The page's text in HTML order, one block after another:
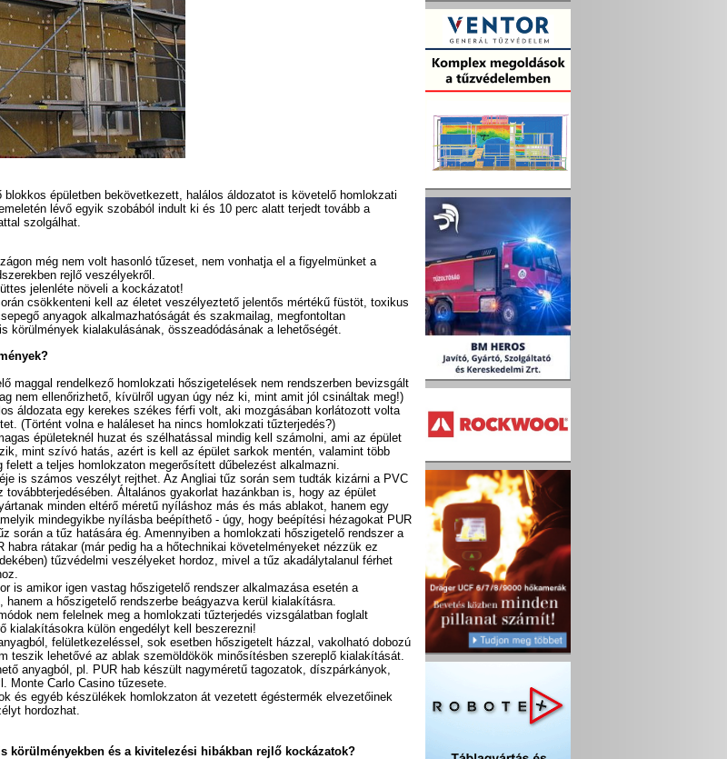
blokkos épületben bekövetkezett, halálos áldozatot is követelő homlokzati
lévő egyik szobából indult ki és 10 perc alatt terjedt tovább a
szolgálhat.
még nem volt hasonló tűzeset, nem vonhatja el a figyelmünket a
rejlő veszélyekről.
jelenléte növeli a kockázatot!
csökkenteni kell az életet veszélyeztető jelentős mértékű füstöt, toxikus
anyagok alkalmazhatóságát és szakmailag, megfontoltan
körülmények kialakulásának, összeadódásának a lehetőségét.
maggal rendelkező homlokzati hőszigetelések nem rendszerben bevizsgált
nem ellenőrizhető, kívülről ugyan úgy néz ki, mint amit jól csináltak meg!)
áldozata egy kerekes székes férfi volt, aki mozgásában korlátozott volta
(Történt volna e haláleset ha nincs homlokzati tűzterjedés?)
épületeknél huzat és szélhatással mindig kell számolni, ami az épület
mint szívó hatás, azért is kell az épület sarkok mentén, valamint több
felett a teljes homlokzaton megerősített dűbelezést alkalmazni.
is számos veszélyt rejthet. Az Angliai tűz során sem tudták kizárni a PVC
Általános gyakorlat hazánkban is, hogy az épület
minden eltérő méretű nyíláshoz más és más ablakot, hanem egy
mindegyikbe nyílásba beépíthető - úgy, hogy beépítési hézagokat PUR
során a tűz hatására ég. Amennyiben a homlokzati hőszigetelő rendszer a
habra rátakar (már pedig ha a hőtechnikai követelményeket nézzük ez
tűzvédelmi veszélyeket hordoz, mivel a tűz akadálytalanul férhet
is amikor igen vastag hőszigetelő rendszer alkalmazása esetén a
a hőszigetelő rendszerbe beágyazva kerül kialakításra.
nem felelnek meg a homlokzati tűzterjedés vizsgálatban foglalt
kialakításokra külön engedélyt kell beszerezni!
felületkezeléssel, sok esetben hőszigetelt házzal, vakolható dobozú
teszik lehetővé az ablak szemöldökök minősítésben szereplő kialakítását.
anyagból, pl. PUR hab készült nagyméretű tagozatok, díszpárkányok,
Monte Carlo Casino tűzesete.
és egyéb készülékek homlokzaton át vezetett égéstermék elvezetőinek
hordozhat.
körülményekben és a kivitelezési hibákban rejlő kockázatok?